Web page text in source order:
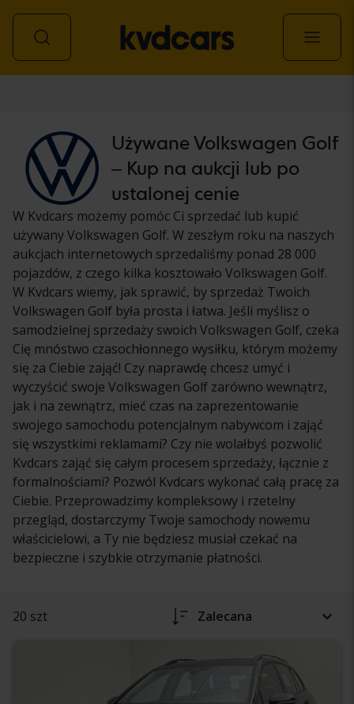
Używane Volkswagen Golf
– Kup na aukcji lub po
ustalonej cenie
W Kvdcars możemy pomóc Ci sprzedać lub kupić
używany Volkswagen Golf. W zeszłym roku na naszych
aukcjach internetowych sprzedaliśmy ponad 28 000
pojazdów, z czego kilka kosztowało Volkswagen Golf.
W Kvdcars wiemy, jak sprawić, by sprzedaż Twoich
Volkswagen Golf była prosta i łatwa. Jeśli myślisz o
samodzielnej sprzedaży swoich Volkswagen Golf, czeka
Cię mnóstwo czasochłonnego wysiłku, którym możemy
się za Ciebie zająć! Czy naprawdę chcesz umyć i
wyczyścić swoje Volkswagen Golf zarówno wewnątrz,
jak i na zewnątrz, mieć czas na zaprezentowanie
swojego samochodu potencjalnym nabywcom i zająć
się wszystkimi reklamami? Czy nie wolałbyś pozwolić
Kvdcars zająć się całym procesem sprzedaży, łącznie z
formalnościami? Pozwól Kvdcars wykonać całą pracę za
Ciebie. Przeprowadzimy kompleksowy i rzetelny
przegląd, dostarczymy Twoje samochody nowemu
właścicielowi, a Ty nie będziesz musiał czekać na
bezpieczne i szybkie otrzymanie płatności.
20 szt Zalecana